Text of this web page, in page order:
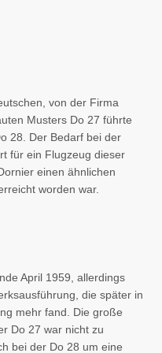
von der Firma
Musters Do 27 führte
28. Der Bedarf bei der
für ein Flugzeug dieser
einen ähnlichen
worden war.
April 1959, allerdings
die später in
mehr fand. Die große
Do 27 war nicht zu
bei der Do 28 um eine